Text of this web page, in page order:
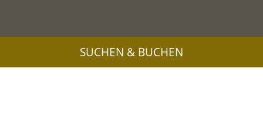
SUCHEN & BUCHEN